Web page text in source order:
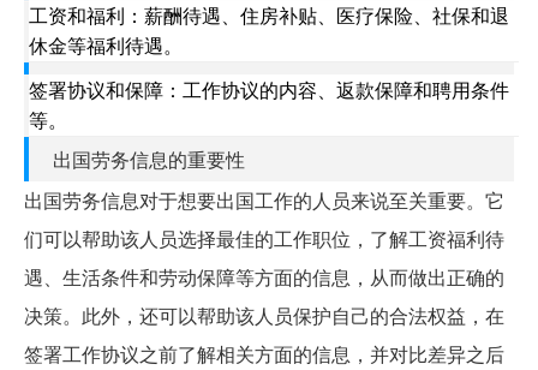
工资和福利：薪酬待遇、住房补贴、医疗保险、社保和退
休金等福利待遇。
签署协议和保障：工作协议的内容、返款保障和聘用条件
等。
出国劳务信息的重要性
出国劳务信息对于想要出国工作的人员来说至关重要。它
们可以帮助该人员选择最佳的工作职位，了解工资福利待
遇、生活条件和劳动保障等方面的信息，从而做出正确的
决策。此外，还可以帮助该人员保护自己的合法权益，在
签署工作协议之前了解相关方面的信息，并对比差异之后